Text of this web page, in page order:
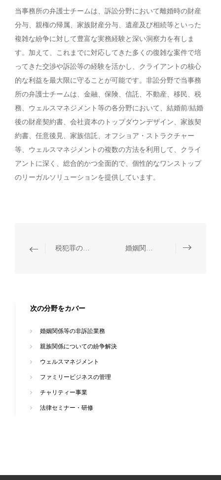
当事務所の弁護士チームは、訴訟分野において離婚時の財産
分与、親権の帰属、家族財産分与、遺産及び相続等といった
複雑な紛争に対して豊富な実務経験と深い洞察力を有しま
す。加えて、これまでに対応してきた多くの復雑な案件で培
ってきた交渉や訴訟等の経験を活かし、クライアントの核心
的な利益を最大限に守ることが可能です。非訟分野で当事務
所の弁護士チームは、金融、保険、信託、不動産、移民、税
務、ウェルスマネジメント等の各分野において、結婚前/結婚
後の財産契約書、会社資本のトップダウンデザイン、家族契
約書、任意後見、家族信託、オフショア・ストラクチャー
等、ウェルスマネジメントの複数の方法を利用して、クライ
アントに深く、総合的かつ全面的で、個性的なワンストップ
のリーガルソリューションを提供しています。
税犯罪の弁護 婚姻関係等の非訴訟業務
次の分野をカバー
婚姻関係等の非訴訟業務
親族関係についての紛争解決
ウェルスマネジメント
ファミリービジネスの管理
チャリティー事業
法律セミナー・研修